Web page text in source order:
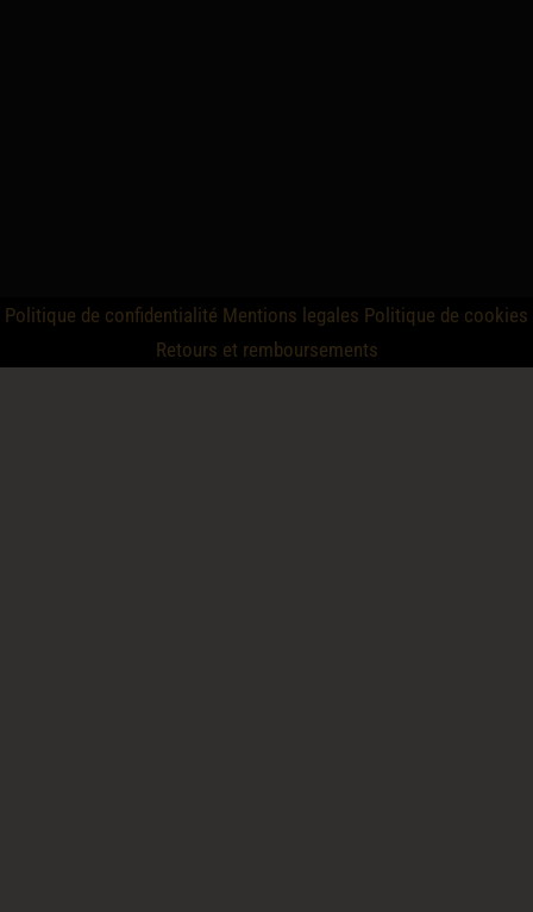
Politique de confidentialité Mentions legales Politique de cookies
Retours et remboursements